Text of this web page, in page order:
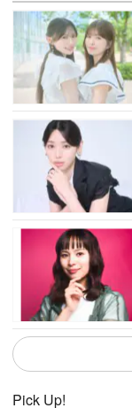
Pick Up!